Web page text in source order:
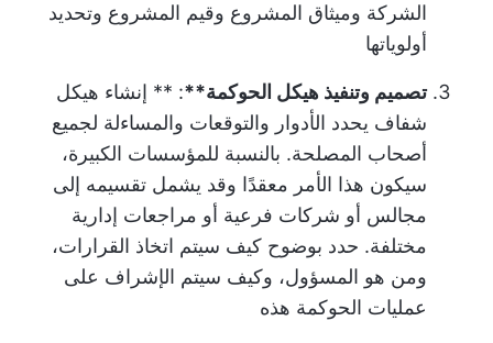
الشركة وميثاق المشروع وقيم المشروع وتحديد
أولوياتها
تصميم وتنفيذ هيكل الحوكمة**: ** إنشاء هيكل
شفاف يحدد الأدوار والتوقعات والمساءلة لجميع
أصحاب المصلحة. بالنسبة للمؤسسات الكبيرة،
سيكون هذا الأمر معقدًا وقد يشمل تقسيمه إلى
مجالس أو شركات فرعية أو مراجعات إدارية
مختلفة. حدد بوضوح كيف سيتم اتخاذ القرارات،
ومن هو المسؤول، وكيف سيتم الإشراف على
عمليات الحوكمة هذه